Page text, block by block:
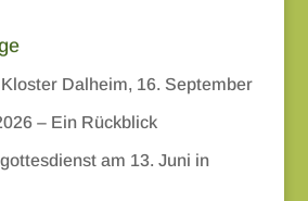
Dalheim, 16. September
– Ein Rückblick
am 13. Juni in